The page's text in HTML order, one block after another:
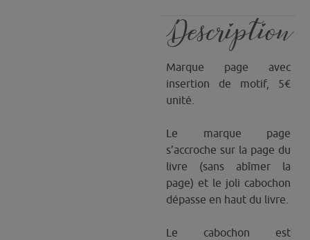
Description
Marque page avec
insertion de motif, 5€
unité.
Le marque page
s’accroche sur la page du
livre (sans abîmer la
page) et le joli cabochon
dépasse en haut du livre.
Le cabochon est